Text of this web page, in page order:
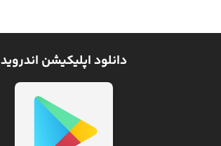
دانلود اپلیکیشن اندروید